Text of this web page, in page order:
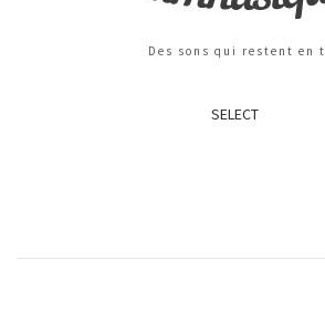
Des sons qui restent en
SELECT